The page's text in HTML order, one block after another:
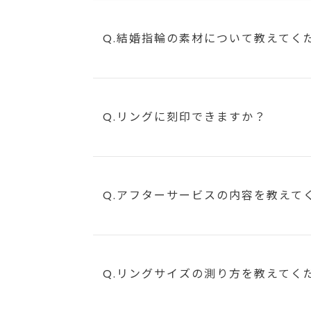
Q.結婚指輪の素材について教えてく
Q.リングに刻印できますか？
Q.アフターサービスの内容を教えて
Q.リングサイズの測り方を教えてく